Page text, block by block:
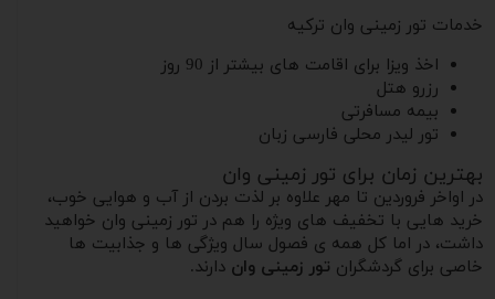
خدمات تور زمینی وان ترکیه
اخذ ویزا برای اقامت های بیشتر از 90 روز
رزرو هتل
بیمه مسافرتی
تور لیدر محلی فارسی زبان
بهترین زمان برای تور زمینی وان
در اواخر فروردین تا مهر علاوه بر لذت بردن از آب و هوایی خوب،
خرید هایی با تخفیف های ویژه را هم در تور زمینی وان خواهید
داشت، در اما کل همه ی فصول سال ویژگی ها و جذابیت ها
خاصی برای گردشگران تور زمینی وان دارند.